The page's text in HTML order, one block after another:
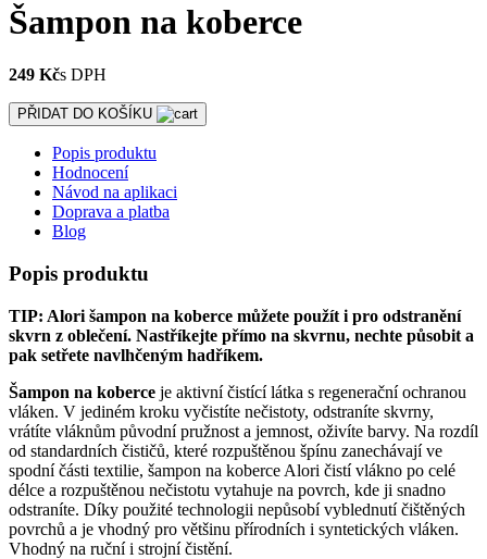
Šampon na koberce
249 Kčs DPH
PŘIDAT DO KOŠÍKU
Popis produktu
Hodnocení
Návod na aplikaci
Doprava a platba
Blog
Popis produktu
TIP: Alori šampon na koberce můžete použít i pro odstranění
skvrn z oblečení. Nastříkejte přímo na skvrnu, nechte působit a
pak setřete navlhčeným hadříkem.
Šampon na koberce je aktivní čistící látka s regenerační ochranou
vláken. V jediném kroku vyčistíte nečistoty, odstraníte skvrny,
vrátíte vláknům původní pružnost a jemnost, oživíte barvy. Na rozdíl
od standardních čističů, které rozpuštěnou špínu zanechávají ve
spodní části textilie, šampon na koberce Alori čistí vlákno po celé
délce a rozpuštěnou nečistotu vytahuje na povrch, kde ji snadno
odstraníte. Díky použité technologii nepůsobí vyblednutí čištěných
povrchů a je vhodný pro většinu přírodních i syntetických vláken.
Vhodný na ruční i strojní čistění.